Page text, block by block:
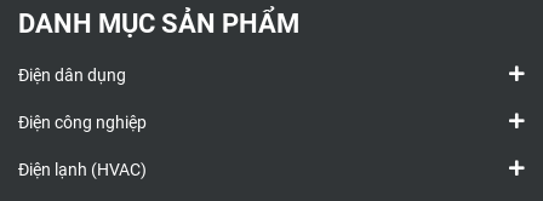
DANH MỤC SẢN PHẨM
Điện dân dụng
Điện công nghiệp
Điện lạnh (HVAC)